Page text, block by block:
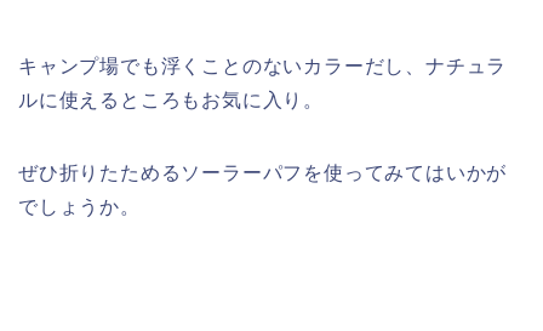
キャンプ場でも浮くことのないカラーだし、ナチュラ
ルに使えるところもお気に入り。
ぜひ折りたためるソーラーパフを使ってみてはいかが
でしょうか。